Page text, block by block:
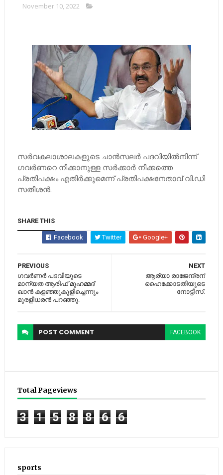
November 10, 2022
സര്‍വകലാശാലകളുടെ ചാന്‍സലര്‍ പദവിയില്‍നിന്ന്
ഗവര്‍ണറെ നീക്കാനുള്ള സര്‍ക്കാര്‍ നീക്കത്തെ
പ്രതിപക്ഷം എതിര്‍ക്കുമെന്ന് പ്രതിപക്ഷനേതാവ് വി.ഡി
സതീശന്‍.
SHARE THIS
Facebook Twitter Google+
NEXT
ആര്യാ രാജേന്ദ്രന്
ഹൈക്കോടതിയുടെ
നോട്ടീസ്.
PREVIOUS
ഗവര്‍ണര്‍ പദവിയുടെ
മാന്യത ആരിഫ് മുഹമ്മദ്
ഖാന്‍ കളഞ്ഞുകുളിച്ചെന്നും
മുരളീധരന്‍ പറഞ്ഞു.
POST COMMENT FACEBOOK
Total Pageviews
3 1 5 8 8 6 6
sports